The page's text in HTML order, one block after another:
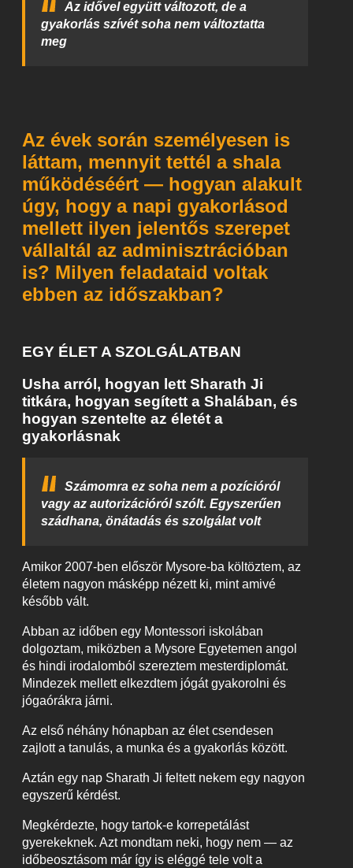
Az idővel együtt változott, de a
gyakorlás szívét soha nem változtatta
meg
Az évek során személyesen is
láttam, mennyit tettél a shala
működéséért — hogyan alakult
úgy, hogy a napi gyakorlásod
mellett ilyen jelentős szerepet
vállaltál az adminisztrációban
is? Milyen feladataid voltak
ebben az időszakban?
EGY ÉLET A SZOLGÁLATBAN
Usha arról, hogyan lett Sharath Ji
titkára, hogyan segített a Shalában, és
hogyan szentelte az életét a
gyakorlásnak
Számomra ez soha nem a pozícióról
vagy az autorizációról szólt. Egyszerűen
szádhana, önátadás és szolgálat volt
Amikor 2007-ben először Mysore-ba költöztem, az
életem nagyon másképp nézett ki, mint amivé
később vált.
Abban az időben egy Montessori iskolában
dolgoztam, miközben a Mysore Egyetemen angol
és hindi irodalomból szereztem mesterdiplomát.
Mindezek mellett elkezdtem jógát gyakorolni és
jógaórákra járni.
Az első néhány hónapban az élet csendesen
zajlott a tanulás, a munka és a gyakorlás között.
Aztán egy nap Sharath Ji feltett nekem egy nagyon
egyszerű kérdést.
Megkérdezte, hogy tartok-e korrepetálást
gyerekeknek. Azt mondtam neki, hogy nem — az
időbeosztásom már így is eléggé tele volt a